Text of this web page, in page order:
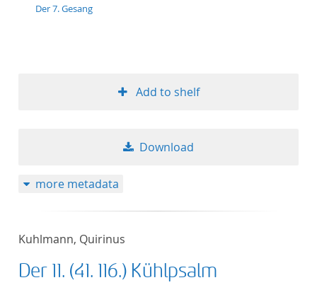
Der 7. Gesang
Add to shelf
Download
more metadata
Kuhlmann, Quirinus
Der 11. (41. 116.) Kühlpsalm